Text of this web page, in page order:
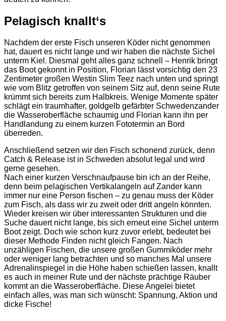
Pelagisch knallt‘s
Nachdem der erste Fisch unseren Köder nicht genommen
hat, dauert es nicht lange und wir haben die nächste Sichel
unterm Kiel. Diesmal geht alles ganz schnell – Henrik bringt
das Boot gekonnt in Position, Florian lässt vorsichtig den 23
Zentimeter großen Westin Slim Teez nach unten und springt
wie vom Blitz getroffen von seinem Sitz auf, denn seine Rute
krümmt sich bereits zum Halbkreis. Wenige Momente später
schlägt ein traumhafter, goldgelb gefärbter Schwedenzander
die Wasseroberfläche schaumig und Florian kann ihn per
Handlandung zu einem kurzen Fototermin an Bord
überreden.
Anschließend setzen wir den Fisch schonend zurück, denn
Catch & Release ist in Schweden absolut legal und wird
gerne gesehen.
Nach einer kurzen Verschnaufpause bin ich an der Reihe,
denn beim pelagischen Vertikalangeln auf Zander kann
immer nur eine Person fischen – zu genau muss der Köder
zum Fisch, als dass wir zu zweit oder dritt angeln könnten.
Wieder kreisen wir über interessanten Strukturen und die
Suche dauert nicht lange, bis sich erneut eine Sichel unterm
Boot zeigt. Doch wie schon kurz zuvor erlebt, bedeutet bei
dieser Methode Finden nicht gleich Fangen. Nach
unzähligen Fischen, die unsere großen Gummiköder mehr
oder weniger lang betrachten und so manches Mal unsere
Adrenalinspiegel in die Höhe haben schießen lassen, knallt
es auch in meiner Rute und der nächste prächtige Räuber
kommt an die Wasseroberfläche. Diese Angelei bietet
einfach alles, was man sich wünscht: Spannung, Aktion und
dicke Fische!